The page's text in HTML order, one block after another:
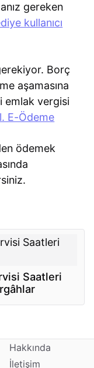
gereken
kullanıcı
Borç
aşamasına
emlak vergisi
E-Ödeme
ödemek
Saatleri
Hakkında
İletişim